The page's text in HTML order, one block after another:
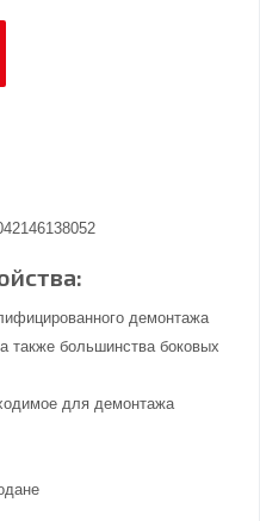
демонтажа
также большинства боковых
для демонтажа